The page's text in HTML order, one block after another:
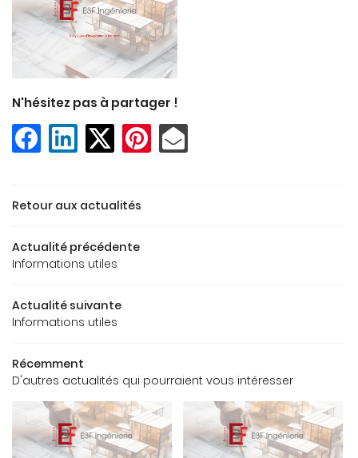
D’ÉTUDES
RÉFÉRENCES
FONT CONFIANCE
N'hésitez pas à partager !
Retour aux actualités
Actualité précédente
Informations utiles
Actualité suivante
Informations utiles
Récemment
D'autres actualités qui pourraient vous intéresser